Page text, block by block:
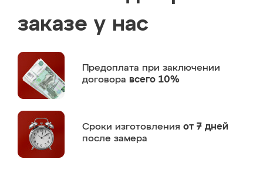
заказе у нас
Предоплата при заключении
договора всего 10%
Сроки изготовления от 7 дней
после замера